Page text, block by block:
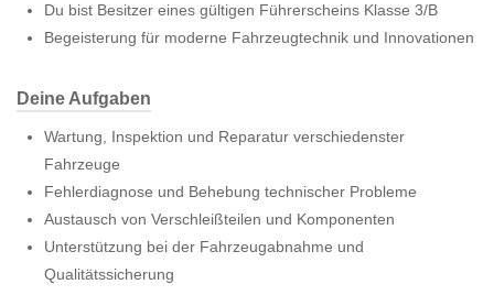
Du bist Besitzer eines gültigen Führerscheins Klasse 3/B
Begeisterung für moderne Fahrzeugtechnik und Innovationen
Deine Aufgaben
Wartung, Inspektion und Reparatur verschiedenster
Fahrzeuge
Fehlerdiagnose und Behebung technischer Probleme
Austausch von Verschleißteilen und Komponenten
Unterstützung bei der Fahrzeugabnahme und
Qualitätssicherung